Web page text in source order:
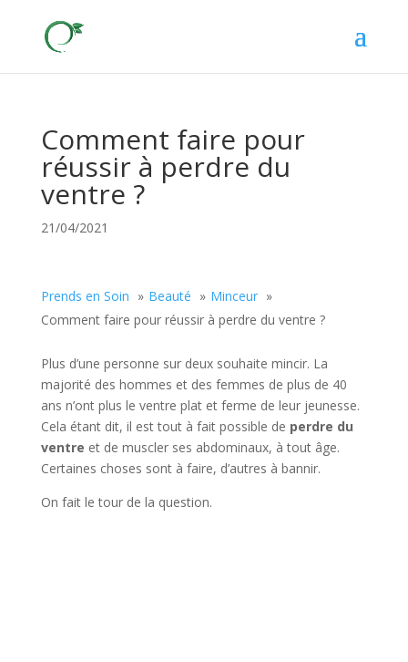
Comment faire pour
réussir à perdre du
ventre ?
21/04/2021
Prends en Soin Beauté
Minceur
Comment faire pour réussir à perdre du ventre ?
Plus d’une personne sur deux souhaite mincir. La
majorité des hommes et des femmes de plus de 40
ans n’ont plus le ventre plat et ferme de leur jeunesse.
Cela étant dit, il est tout à fait possible de perdre du
ventre et de muscler ses abdominaux, à tout âge.
Certaines choses sont à faire, d’autres à bannir.
On fait le tour de la question.